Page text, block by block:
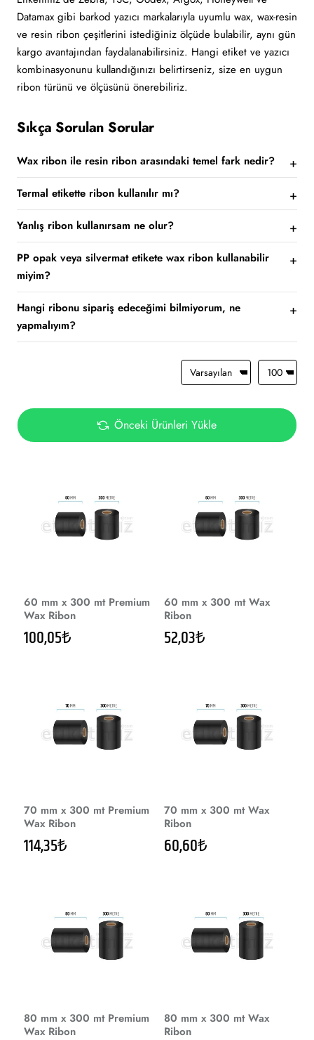
Datamax gibi barkod yazıcı markalarıyla uyumlu wax, wax-resin
ve resin ribon çeşitlerini istediğiniz ölçüde bulabilir, aynı gün
kargo avantajından faydalanabilirsiniz. Hangi etiket ve yazıcı
kombinasyonunu kullandığınızı belirtirseniz, size en uygun
ribon türünü ve ölçüsünü önerebiliriz.
Sıkça Sorulan Sorular
Wax ribon ile resin ribon arasındaki temel fark nedir?
Termal etikette ribon kullanılır mı?
Yanlış ribon kullanırsam ne olur?
PP opak veya silvermat etikete wax ribon kullanabilir
miyim?
Hangi ribonu sipariş edeceğimi bilmiyorum, ne
yapmalıyım?
Önceki Ürünleri Yükle
60 mm x 300 mt Premium
Wax Ribon
100,05₺
60 mm x 300 mt Wax
Ribon
52,03₺
70 mm x 300 mt Premium
Wax Ribon
114,35₺
70 mm x 300 mt Wax
Ribon
60,60₺
80 mm x 300 mt Premium
Wax Ribon
80 mm x 300 mt Wax
Ribon